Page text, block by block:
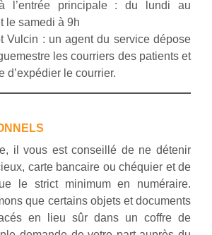
l’entrée principale : du lundi au
le samedi à 9h
Vulcin : un agent du service dépose
les courriers des patients et
d’expédier le courrier.
il vous est conseillé de ne détenir
carte bancaire ou chéquier et de
le strict minimum en numéraire.
que certains objets et documents
en lieu sûr dans un coffre de